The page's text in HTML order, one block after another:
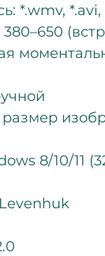
*.wmv,
8/10/11